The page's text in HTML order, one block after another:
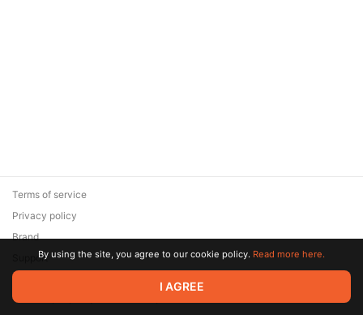
© 2026 Zaya Solutions Limited. All rights reserved. All trademarks
are the property of their respective owners.
Terms of service
Privacy policy
Brand
SupportBy using the site, you agree to our cookie policy. Read more here.
I AGREE